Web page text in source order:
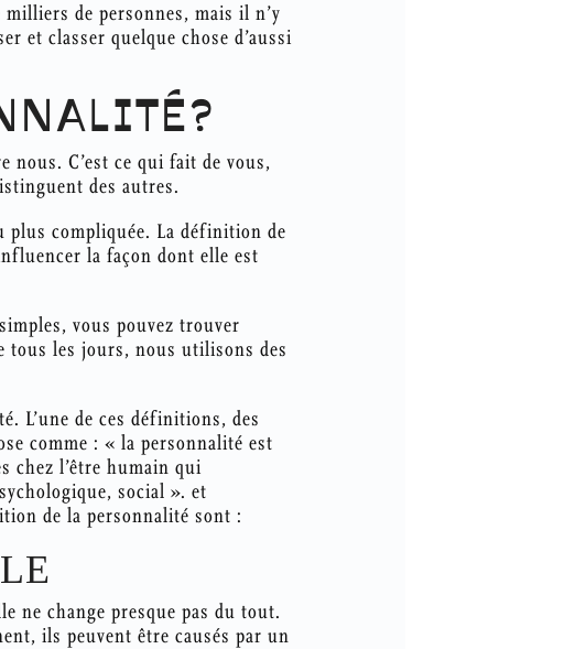
de personnes, mais il n’y
et classer quelque chose d’aussi
nous. C’est ce qui fait de vous,
des autres.
plus compliquée. La définition de
la façon dont elle est
vous pouvez trouver
tous les jours, nous utilisons des
L’une de ces définitions, des
comme : « la personnalité est
chez l’être humain qui
social ». et
de la personnalité sont :
ne change presque pas du tout.
ils peuvent être causés par un